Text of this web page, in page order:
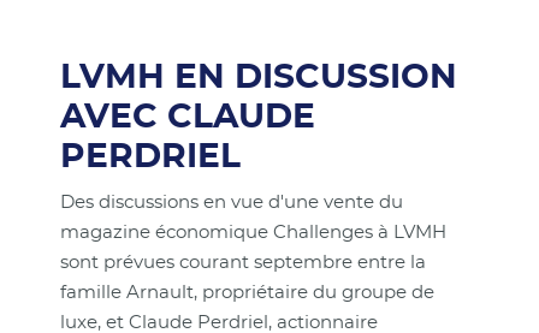
LVMH EN DISCUSSION
AVEC CLAUDE
PERDRIEL
Des discussions en vue d'une vente du
magazine économique Challenges à LVMH
sont prévues courant septembre entre la
famille Arnault, propriétaire du groupe de
luxe, et Claude Perdriel, actionnaire